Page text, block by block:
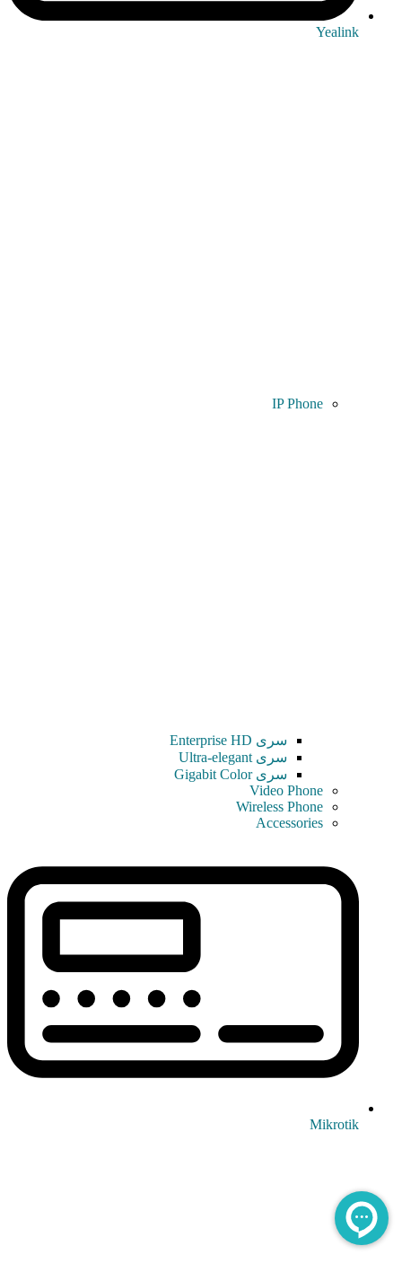
Yealink
IP Phone
سری Enterprise HD
سری Ultra-elegant
سری Gigabit Color
Video Phone
Wireless Phone
Accessories
Mikrotik